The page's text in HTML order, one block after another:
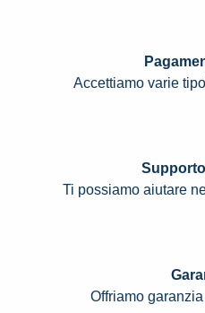
Accettiamo varie
Ti possiamo aiutare
Offriamo